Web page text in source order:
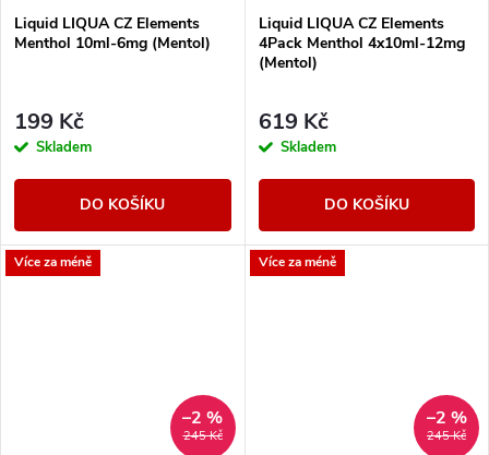
Liquid LIQUA CZ Elements
Menthol 10ml-6mg (Mentol)
199 Kč
Skladem
DO KOŠÍKU
Liquid LIQUA CZ Elements
4Pack Menthol 4x10ml-12mg
(Mentol)
619 Kč
Skladem
DO KOŠÍKU
Více za méně
245 Kč
–2 %
Více za méně
245 Kč
–2 %